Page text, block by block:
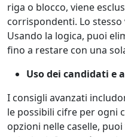
riga o blocco, viene
corrispondenti. Lo
Usando la logica, puoi
fino a restare con una
Uso dei candidati e
I consigli avanzati
le possibili cifre per ogni
opzioni nelle caselle,